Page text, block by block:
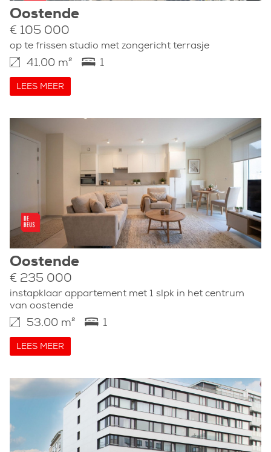
Oostende
€ 105 000
op te frissen studio met zongericht terrasje
41.00 m² 1
LEES MEER
Oostende
€ 235 000
instapklaar appartement met 1 slpk in het centrum
van oostende
53.00 m² 1
LEES MEER